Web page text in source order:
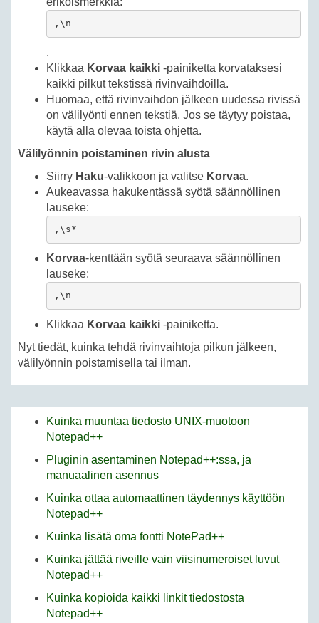
,\n
.
Klikkaa Korvaa kaikki -painiketta korvataksesi
kaikki pilkut tekstissä rivinvaihdoilla.
Huomaa, että rivinvaihdon jälkeen uudessa rivissä
on välilyönti ennen tekstiä. Jos se täytyy poistaa,
käytä alla olevaa toista ohjetta.
Välilyönnin poistaminen rivin alusta
Siirry Haku-valikkoon ja valitse Korvaa.
Aukeavassa hakukentässä syötä säännöllinen
lauseke:
,\s*
Korvaa-kenttään syötä seuraava säännöllinen
lauseke:
,\n
Klikkaa Korvaa kaikki -painiketta.
Nyt tiedät, kuinka tehdä rivinvaihtoja pilkun jälkeen,
välilyönnin poistamisella tai ilman.
Kuinka muuntaa tiedosto UNIX-muotoon
Notepad++
Pluginin asentaminen Notepad++:ssa, ja
manuaalinen asennus
Kuinka ottaa automaattinen täydennys käyttöön
Notepad++
Kuinka lisätä oma fontti NotePad++
Kuinka jättää riveille vain viisinumeroiset luvut
Notepad++
Kuinka kopioida kaikki linkit tiedostosta
Notepad++